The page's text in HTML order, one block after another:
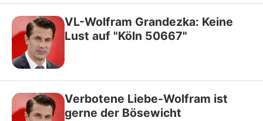
VL-Wolfram Grandezka: Keine
Lust auf "Köln 50667"
Verbotene Liebe-Wolfram ist
gerne der Bösewicht